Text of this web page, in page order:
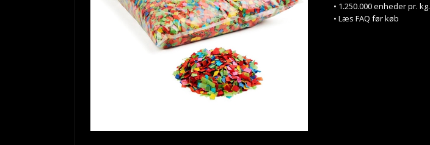
• 1.250.000 enheder pr. kg.
• Læs FAQ før køb